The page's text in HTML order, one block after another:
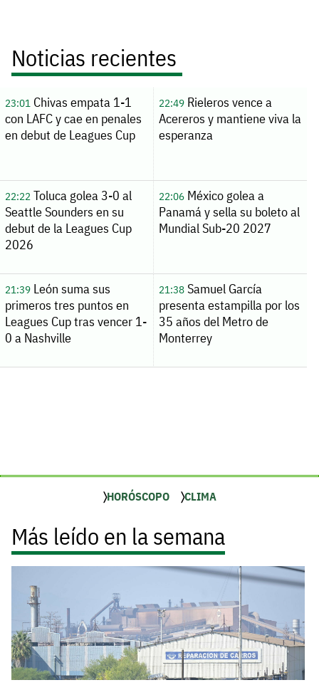
Noticias recientes
23:01Chivas empata 1-1
con LAFC y cae en penales
en debut de Leagues Cup
22:49Rieleros vence a
Acereros y mantiene viva la
esperanza
22:22Toluca golea 3-0 al
Seattle Sounders en su
debut de la Leagues Cup
2026
22:06México golea a
Panamá y sella su boleto al
Mundial Sub-20 2027
21:39León suma sus
primeros tres puntos en
Leagues Cup tras vencer 1-
0 a Nashville
21:38Samuel García
presenta estampilla por los
35 años del Metro de
Monterrey
HORÓSCOPO CLIMA
Más leído en la semana